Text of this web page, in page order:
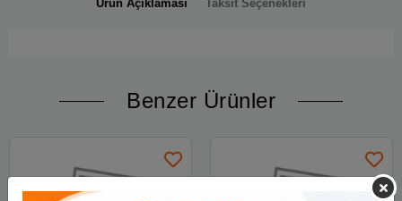
Ürün Açıklaması Taksit Seçenekleri
Benzer Ürünler